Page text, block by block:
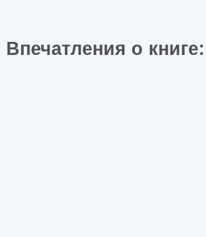
Впечатления о книге: